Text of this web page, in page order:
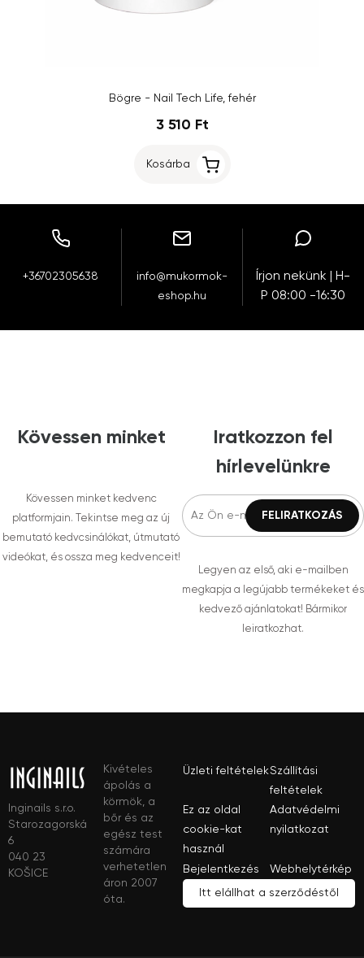
Bögre - Nail Tech Life, fehér
3 510 Ft
Kosárba
+36702305638
info@mukormok-
eshop.hu
Írjon nekünk | H-
P 08:00 -16:30
Kövessen minket
Kövessen minket kedvenc
platformjain. Tekintse meg az új
bemutató kedvcsinálókat, útmutató
videókat, és ossza meg kedvenceit!
Iratkozzon fel
hírlevelünkre
Legyen az első, aki e-mailben
megkapja a legújabb termékeket és
kedvező ajánlatokat! Bármikor
leiratkozhat.
Inginails s.r.o.
Starozagorská
6
040 23
KOŠICE
Kivételes
ápolás a
körmök, a
bőr és az
egész test
számára
verhetetlen
áron 2007
óta.
Üzleti feltételekSzállítási
feltételek
Ez az oldal
cookie-kat
használ
Adatvédelmi
nyilatkozat
Bejelentkezés Webhelytérkép
Itt elállhat a szerződéstől